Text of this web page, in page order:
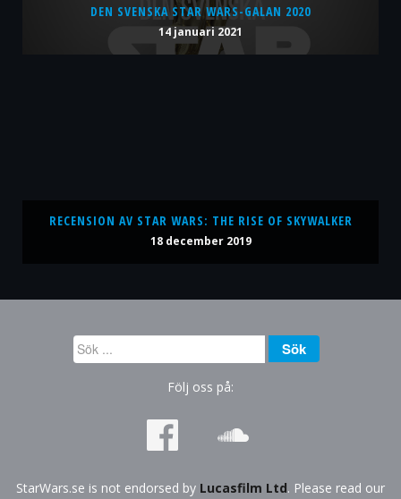
DEN SVENSKA STAR WARS-GALAN 2020
14 januari 2021
RECENSION AV STAR WARS: THE RISE OF SKYWALKER
18 december 2019
Sök
...
Sök
Följ oss på:
StarWars.se is not endorsed by Lucasfilm Ltd. Please read our